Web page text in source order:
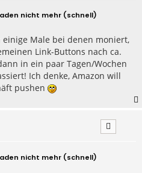
nicht mehr (schnell)
einige Male bei denen moniert,
Link-Buttons nach ca.
in ein paar Tagen/Wochen
Ich denke, Amazon will
pushen
nicht mehr (schnell)